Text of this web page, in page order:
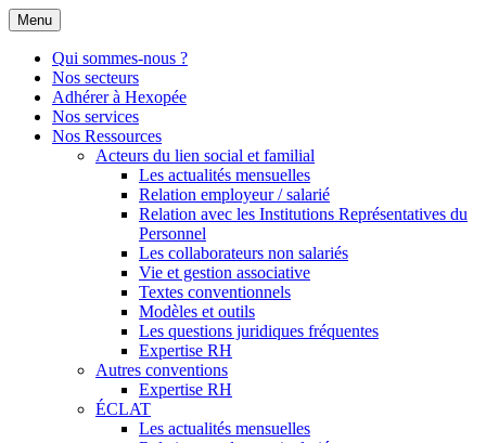
Menu
Qui sommes-nous ?
Nos secteurs
Adhérer à Hexopée
Nos services
Nos Ressources
Acteurs du lien social et familial
Les actualités mensuelles
Relation employeur / salarié
Relation avec les Institutions Représentatives du
Personnel
Les collaborateurs non salariés
Vie et gestion associative
Textes conventionnels
Modèles et outils
Les questions juridiques fréquentes
Expertise RH
Autres conventions
Expertise RH
ÉCLAT
Les actualités mensuelles